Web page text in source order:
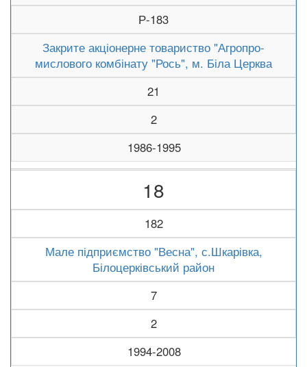
Р-183
Закрите акціонерне товариство "Агропро-
мислового комбінату "Рось", м. Біла Церква
21
2
1986-1995
18
182
Мале підприємство "Весна", с.Шкарівка,
Білоцерківський район
7
2
1994-2008